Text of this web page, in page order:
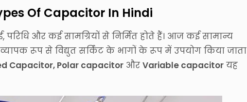
Of Capacitor In Hindi
और कई सामग्रियों से निर्मित होते हैं। आज कई सामान्य
रूप से विद्युत सर्किट के भागों के रूप में उपयोग किया जाता
Capacitor, Polar capacitorऔर Variable capacitorयह